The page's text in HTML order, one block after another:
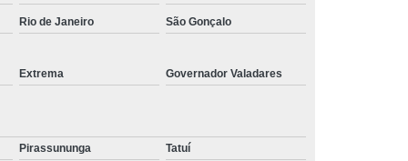
Rio de Janeiro São Gonçalo
Extrema Governador Valadares
Pirassununga Tatuí